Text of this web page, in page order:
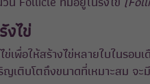
งไข่
เพื่อให้สร้างไข่หลายใบในร
เติบโตถึงขนาดที่เหมาะสม จ